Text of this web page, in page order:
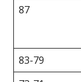
87
83-79